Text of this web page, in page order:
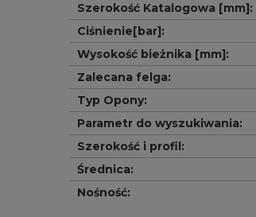
Szerokość Katalogowa [mm]:
Ciśnienie[bar]:
Wysokość bieżnika [mm]:
Zalecana felga:
Typ Opony:
Parametr do wyszukiwania:
Szerokość i profil:
Średnica:
Nośność: